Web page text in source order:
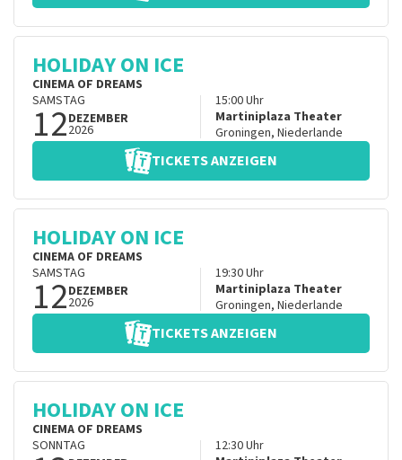
HOLIDAY ON ICE
CINEMA OF DREAMS
SAMSTAG
12DEZEMBER
2026
15:00Uhr
Martiniplaza Theater
Groningen, Niederlande
TICKETS ANZEIGEN
HOLIDAY ON ICE
CINEMA OF DREAMS
SAMSTAG
12DEZEMBER
2026
19:30Uhr
Martiniplaza Theater
Groningen, Niederlande
TICKETS ANZEIGEN
HOLIDAY ON ICE
CINEMA OF DREAMS
SONNTAG
12:30Uhr